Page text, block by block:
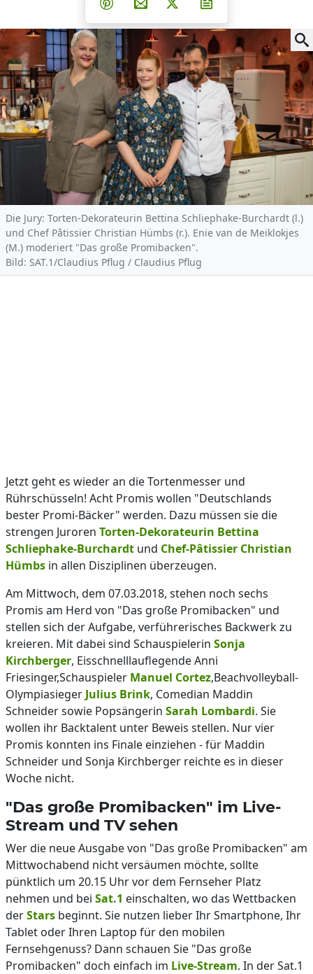
Teilen auf Pinterest
Per E-Mail teilen
Post auf X
Die Jury: Torten-Dekorateurin Bettina Schliephake-Burchardt (l.)
und Chef Pâtissier Christian Hümbs (r.). Enie van de Meiklokjes
(M.) moderiert "Das große Promibacken".
Bild: SAT.1/Claudius Pflug / Claudius Pflug
Jetzt geht es wieder an die Tortenmesser und
Rührschüsseln! Acht Promis wollen "Deutschlands
bester Promi-Bäcker" werden. Dazu müssen sie die
strengen Juroren Torten-Dekorateurin Bettina
Schliephake-Burchardt und Chef-Pâtissier Christian
Hümbs in allen Disziplinen überzeugen.
Am Mittwoch, dem 07.03.2018, stehen noch sechs
Promis am Herd von "Das große Promibacken" und
stellen sich der Aufgabe, verführerisches Backwerk zu
kreieren. Mit dabei sind Schauspielerin Sonja
Kirchberger, Eisschnelllauflegende Anni
Friesinger,Schauspieler Manuel Cortez,Beachvolleyball-
Olympiasieger Julius Brink, Comedian Maddin
Schneider sowie Popsängerin Sarah Lombardi. Sie
wollen ihr Backtalent unter Beweis stellen. Nur vier
Promis konnten ins Finale einziehen - für Maddin
Schneider und Sonja Kirchberger reichte es in dieser
Woche nicht.
"Das große Promibacken" im Live-
Stream und TV sehen
Wer die neue Ausgabe von "Das große Promibacken" am
Mittwochabend nicht versäumen möchte, sollte
pünktlich um 20.15 Uhr vor dem Fernseher Platz
nehmen und bei Sat.1 einschalten, wo das Wettbacken
derStars beginnt. Sie nutzen lieber Ihr Smartphone, Ihr
Tablet oder Ihren Laptop für den mobilen
Fernsehgenuss? Dann schauen Sie "Das große
Promibacken" doch einfach im Live-Stream. In der Sat.1